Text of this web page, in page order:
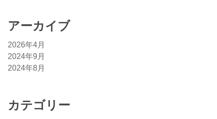
アーカイブ
2026年4月
2024年9月
2024年8月
カテゴリー